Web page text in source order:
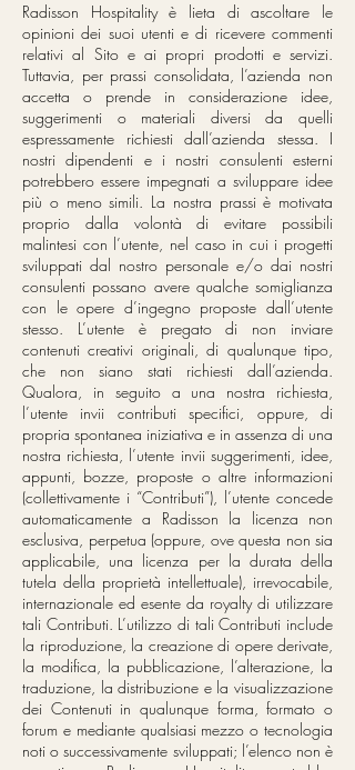
Radisson Hospitality è lieta di ascoltare le
opinioni dei suoi utenti e di ricevere commenti
relativi al Sito e ai propri prodotti e servizi.
Tuttavia, per prassi consolidata, l’azienda non
accetta o prende in considerazione idee,
suggerimenti o materiali diversi da quelli
espressamente richiesti dall’azienda stessa. I
nostri dipendenti e i nostri consulenti esterni
potrebbero essere impegnati a sviluppare idee
più o meno simili. La nostra prassi è motivata
proprio dalla volontà di evitare possibili
malintesi con l’utente, nel caso in cui i progetti
sviluppati dal nostro personale e/o dai nostri
consulenti possano avere qualche somiglianza
con le opere d’ingegno proposte dall’utente
stesso. L’utente è pregato di non inviare
contenuti creativi originali, di qualunque tipo,
che non siano stati richiesti dall’azienda.
Qualora, in seguito a una nostra richiesta,
l’utente invii contributi specifici, oppure, di
propria spontanea iniziativa e in assenza di una
nostra richiesta, l’utente invii suggerimenti, idee,
appunti, bozze, proposte o altre informazioni
(collettivamente i “Contributi”), l’utente concede
automaticamente a Radisson la licenza non
esclusiva, perpetua (oppure, ove questa non sia
applicabile, una licenza per la durata della
tutela della proprietà intellettuale), irrevocabile,
internazionale ed esente da royalty di utilizzare
tali Contributi. L’utilizzo di tali Contributi include
la riproduzione, la creazione di opere derivate,
la modifica, la pubblicazione, l’alterazione, la
traduzione, la distribuzione e la visualizzazione
dei Contenuti in qualunque forma, formato o
forum e mediante qualsiasi mezzo o tecnologia
noti o successivamente sviluppati; l’elenco non è